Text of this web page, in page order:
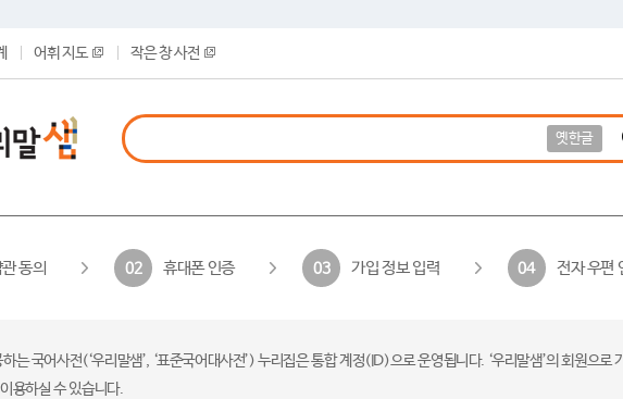
어휘 지도 작은 창 사전
옛한글
동의 02 휴대폰 인증 03 가입 정보 입력 04 전자 우편
는 국어사전(‘우리말샘’, ‘표준국어대사전’) 누리집은 통합 계정(ID)으로 운영됩니다. ‘우리말샘’의 회원으
용하실 수 있습니다.